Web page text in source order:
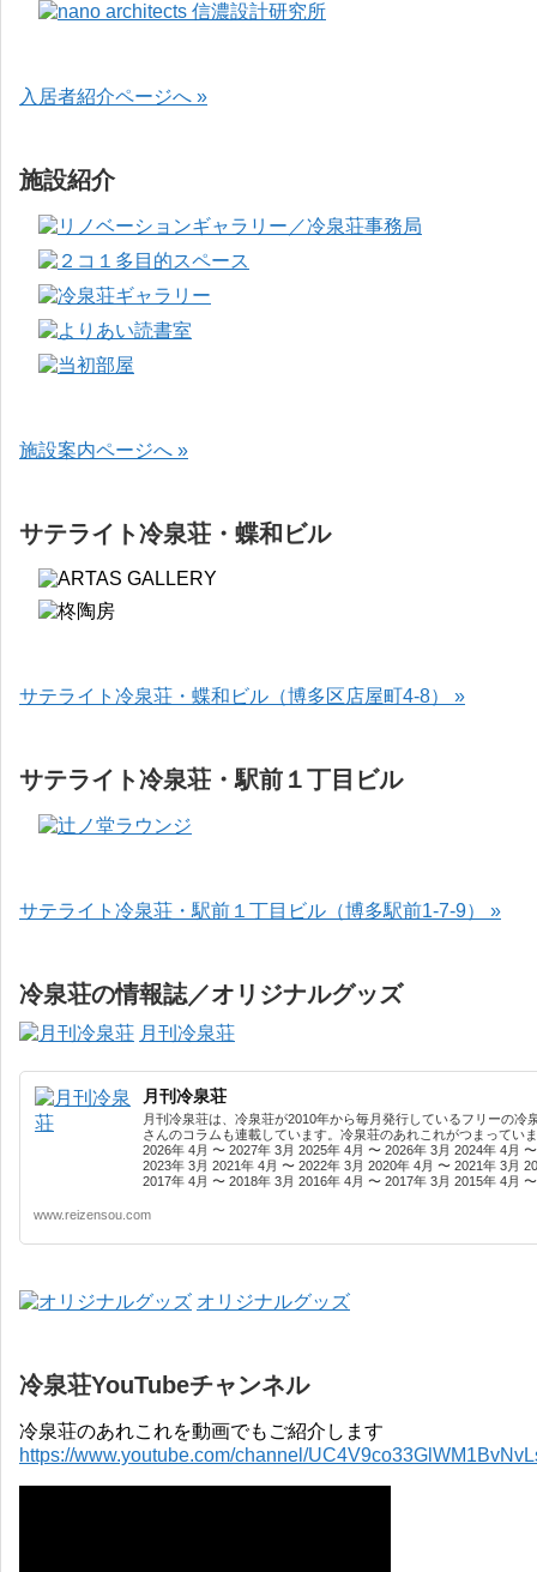
入居者紹介ページへ »
施設紹介
施設案内ページへ »
サテライト冷泉荘・蝶和ビル
サテライト冷泉荘・蝶和ビル（博多区店屋町4-8） »
サテライト冷泉荘・駅前１丁目ビル
サテライト冷泉荘・駅前１丁目ビル（博多駅前1-7-9） »
冷泉荘の情報誌／オリジナルグッズ
月刊冷泉荘
月刊冷泉荘
月刊冷泉荘は、冷泉荘が2010年から毎月発行しているフリーの
さんのコラムも連載しています。冷泉荘のあれこれがつまってい
2026年 4月 〜 2027年 3月 2025年 4月 〜 2026年 3月 2024年 4月
2023年 3月 2021年 4月 〜 2022年 3月 2020年 4月 〜 2021年 3月
2017年 4月 〜 2018年 3月 2016年 4月 〜 2017年 3月 2015年 4月
www.reizensou.com
オリジナルグッズ
冷泉荘YouTubeチャンネル
冷泉荘のあれこれを動画でもご紹介します
https://www.youtube.com/channel/